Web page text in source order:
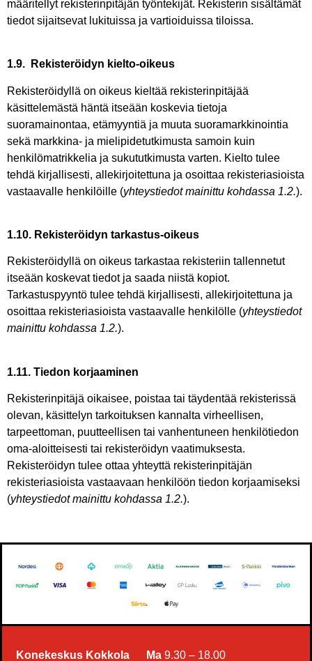
määritellyt rekisterinpitäjän työntekijät. Rekisterin sisältämät
tiedot sijaitsevat lukituissa ja vartioiduissa tiloissa.
1.9. Rekisteröidyn kielto-oikeus
Rekisteröidyllä on oikeus kieltää rekisterinpitäjää
käsittelemästä häntä itseään koskevia tietoja
suoramainontaa, etämyyntiä ja muuta suoramarkkinointia
sekä markkina- ja mielipidetutkimusta samoin kuin
henkilömatrikkelia ja sukututkimusta varten. Kielto tulee
tehdä kirjallisesti, allekirjoitettuna ja osoittaa rekisteriasioista
vastaavalle henkilöille (yhteystiedot mainittu kohdassa 1.2.).
1.10. Rekisteröidyn tarkastus-oikeus
Rekisteröidyllä on oikeus tarkastaa rekisteriin tallennetut
itseään koskevat tiedot ja saada niistä kopiot.
Tarkastuspyyntö tulee tehdä kirjallisesti, allekirjoitettuna ja
osoittaa rekisteriasioista vastaavalle henkilölle (yhteystiedot
mainittu kohdassa 1.2.).
1.11. Tiedon korjaaminen
Rekisterinpitäjä oikaisee, poistaa tai täydentää rekisterissä
olevan, käsittelyn tarkoituksen kannalta virheellisen,
tarpeettoman, puutteellisen tai vanhentuneen henkilötiedon
oma-aloitteisesti tai rekisteröidyn vaatimuksesta.
Rekisteröidyn tulee ottaa yhteyttä rekisterinpitäjän
rekisteriasioista vastaavaan henkilöön tiedon korjaamiseksi
(yhteystiedot mainittu kohdassa 1.2.).
Konekeskus Kokkola
Ma 9.30 – 18.00